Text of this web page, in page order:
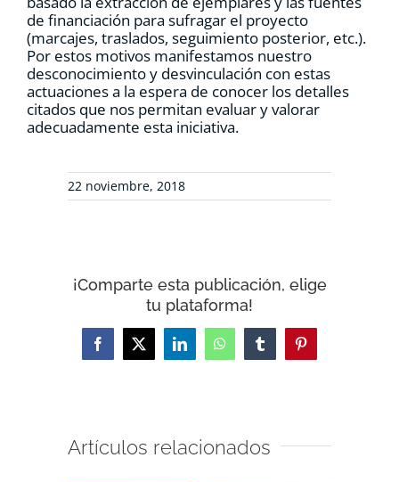
de financiación para sufragar el proyecto
(marcajes, traslados, seguimiento posterior, etc.).
Por estos motivos manifestamos nuestro
desconocimiento y desvinculación con estas
actuaciones a la espera de conocer los detalles
citados que nos permitan evaluar y valorar
adecuadamente esta iniciativa.
22 noviembre, 2018
¡Comparte esta publicación, elige
tu plataforma!
Facebook
X LinkedInWhatsAppTumblrPinterest
Artículos relacionados